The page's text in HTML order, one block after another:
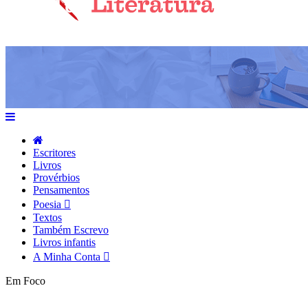
Escritores
Livros
Provérbios
Pensamentos
Poesia
Textos
Também Escrevo
Livros infantis
A Minha Conta
Em Foco